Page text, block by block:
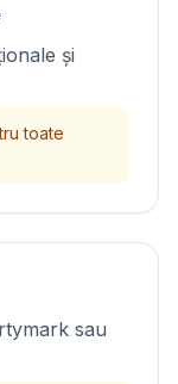
și
toate
sau